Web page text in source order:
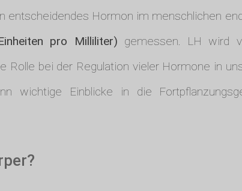
entscheidendes Hormon im menschlichen
pro Milliliter) gemessen. LH wird
Rolle bei der Regulation vieler Hormone in
wichtige Einblicke in die